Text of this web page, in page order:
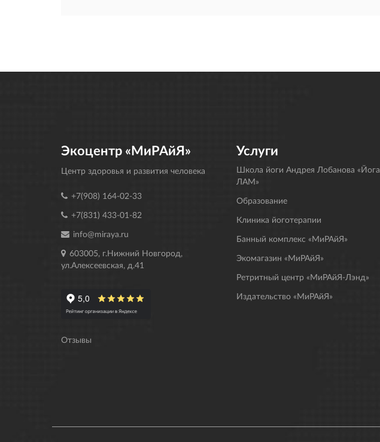
Экоцентр «МиРАйЯ»
Центр здоровья и развития человека
+7(908) 164-02-33
+7(831) 433-01-82
info@miraya.ru
603005, г.Нижний Новгород,
ул.Алексеевская, д.41
Отзывы
Услуги
Школа йоги Андрея Лобанова «Йога
ЛАМ»
Образование
Клиника йоготерапии
Банный комплекс «МиРАйЯ»
Экомагазин «МиРАйЯ»
Ретритный центр «МиРАйЯ-Лэнд»
Издательство «МиРАйЯ»